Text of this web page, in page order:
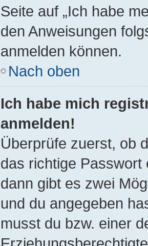
Seite auf „Ich habe
den Anweisungen
anmelden können.
Nach oben
Ich habe mich
anmelden!
Überprüfe zuerst, ob
das richtige Passwort
dann gibt es zwei
und du angegeben
musst du bzw. einer